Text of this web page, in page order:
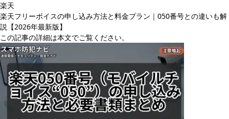
楽天
楽天フリーボイスの申し込み方法と料金プラン｜050番号との違いも解
説【2026年最新版】
この記事の詳細は本文でご覧ください。